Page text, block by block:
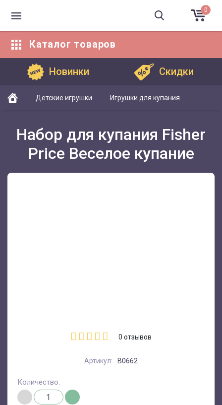
0
Каталог товаров
Новинки Скидки
Детские игрушки Игрушки для купания
Набор для купания Fisher
Price Веселое купание
0 отзывов
Артикул: В0662
Количество: